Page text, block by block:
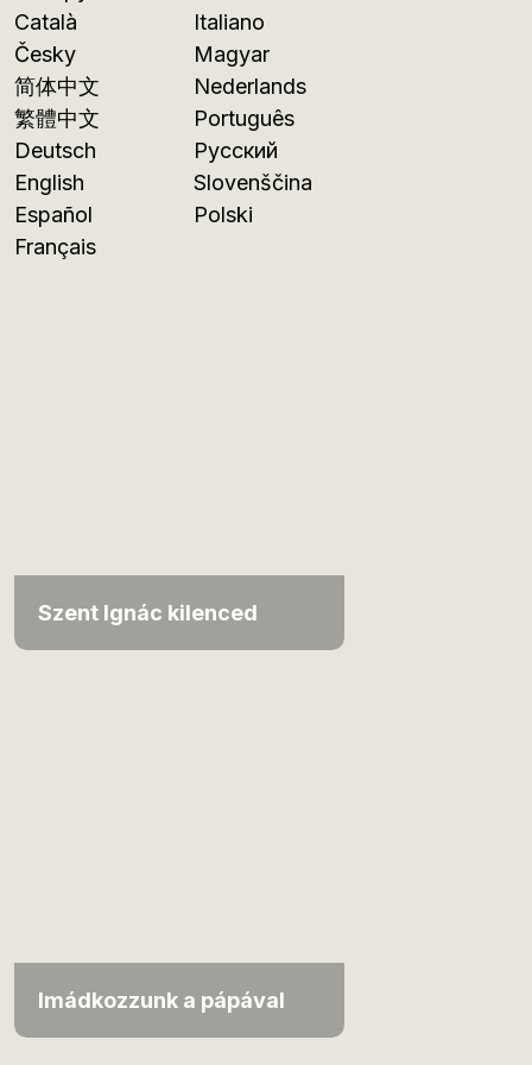
Català
Česky
简体中文
繁體中文
Deutsch
English
Español
Français
Italiano
Magyar
Nederlands
Português
Русский
Slovenščina
Polski
Szent Ignác kilenced
Imádkozzunk a pápával